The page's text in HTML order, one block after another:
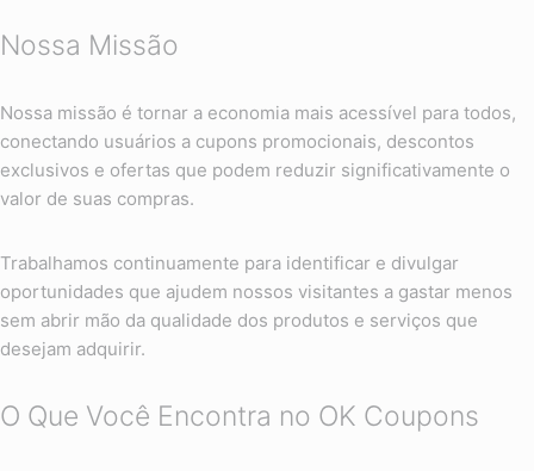
Nossa Missão
Nossa missão é tornar a economia mais acessível para todos,
conectando usuários a cupons promocionais, descontos
exclusivos e ofertas que podem reduzir significativamente o
valor de suas compras.
Trabalhamos continuamente para identificar e divulgar
oportunidades que ajudem nossos visitantes a gastar menos
sem abrir mão da qualidade dos produtos e serviços que
desejam adquirir.
O Que Você Encontra no OK Coupons